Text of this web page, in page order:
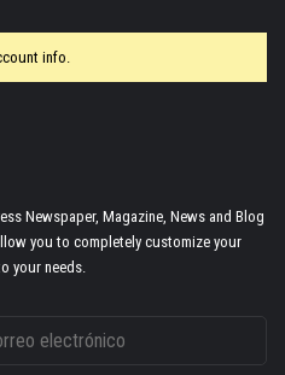
info.
Newspaper, Magazine, News and Blog
you to completely customize your
your needs.